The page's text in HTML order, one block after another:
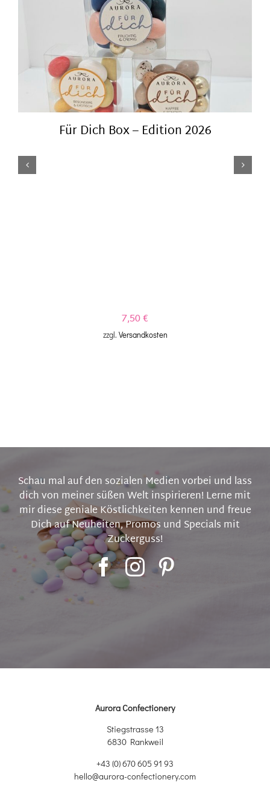
Für Dich Box – Edition 2026
7,50€
zzgl. Versandkosten
Schau mal auf den sozialen Medien vorbei und lass
dich von meiner süßen Welt inspirieren! Lerne mit
mir diese geniale Köstlichkeiten kennen und freue
Dich auf Neuheiten, Promos und Specials mit
Zuckerguss!
Aurora Confectionery
Stiegstrasse 13
6830 Rankweil
+43 (0) 670 605 91 93
hello@aurora-confectionery.com